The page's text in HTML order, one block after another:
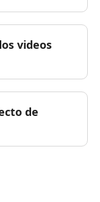
videos
de